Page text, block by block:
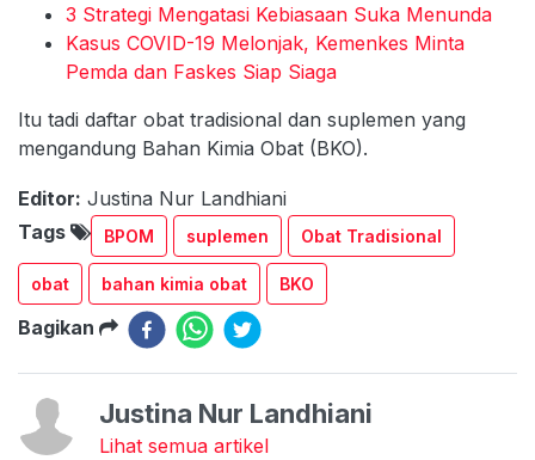
3 Strategi Mengatasi Kebiasaan Suka Menunda
Kasus COVID-19 Melonjak, Kemenkes Minta
Pemda dan Faskes Siap Siaga
Itu tadi daftar obat tradisional dan suplemen yang
mengandung Bahan Kimia Obat (BKO).
Editor: Justina Nur Landhiani
Tags
BPOM suplemen Obat Tradisional
obat bahan kimia obat BKO
Bagikan
Justina Nur Landhiani
Lihat semua artikel